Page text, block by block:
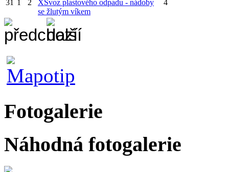
31 1 2
XSvoz plastového odpadu - nádoby
se žlutým víkem
4
Fotogalerie
Náhodná fotogalerie